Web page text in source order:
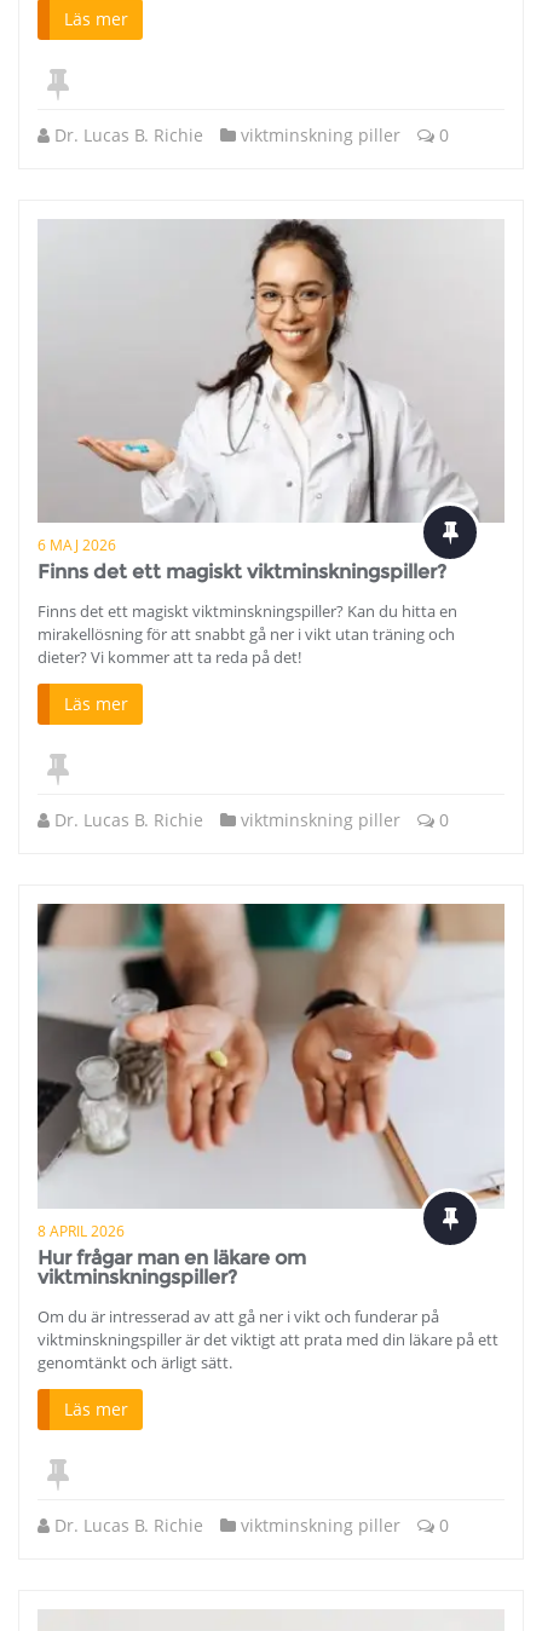
Läs mer
Dr. Lucas B. Richie viktminskning piller 0
6 MAJ 2026
Finns det ett magiskt viktminskningspiller?
Finns det ett magiskt viktminskningspiller? Kan du hitta en
mirakellösning för att snabbt gå ner i vikt utan träning och
dieter? Vi kommer att ta reda på det!
Läs mer
Dr. Lucas B. Richie viktminskning piller 0
8 APRIL 2026
Hur frågar man en läkare om
viktminskningspiller?
Om du är intresserad av att gå ner i vikt och funderar på
viktminskningspiller är det viktigt att prata med din läkare på ett
genomtänkt och ärligt sätt.
Läs mer
Dr. Lucas B. Richie viktminskning piller 0